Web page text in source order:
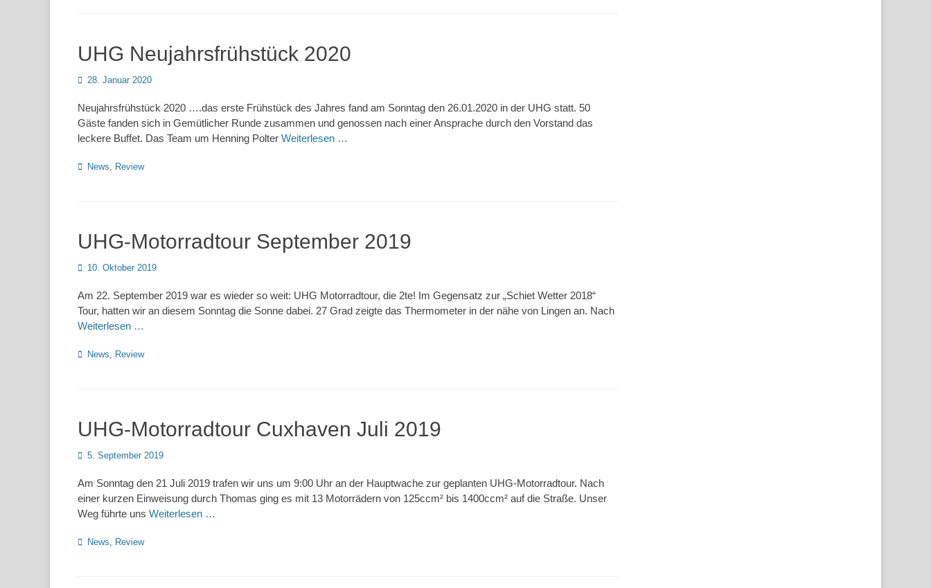
UHG Neujahrsfrühstück 2020
Posted
28. Januar 2020
Neujahrsfrühstück 2020 ….das erste Frühstück des Jahres fand am Sonntag den 26.01.2020 in der UHG statt. 50
Gäste fanden sich in Gemütlicher Runde zusammen und genossen nach einer Ansprache durch den Vorstand das
leckere Buffet. Das Team um Henning Polter Weiterlesen …
Kategorien
News, Review
UHG-Motorradtour September 2019
Posted
10. Oktober 2019
Am 22. September 2019 war es wieder so weit: UHG Motorradtour, die 2te! Im Gegensatz zur „Schiet Wetter 2018“
Tour, hatten wir an diesem Sonntag die Sonne dabei. 27 Grad zeigte das Thermometer in der nähe von Lingen an. Nach
Weiterlesen …
Kategorien
News, Review
UHG-Motorradtour Cuxhaven Juli 2019
Posted
5. September 2019
Am Sonntag den 21 Juli 2019 trafen wir uns um 9:00 Uhr an der Hauptwache zur geplanten UHG-Motorradtour. Nach
einer kurzen Einweisung durch Thomas ging es mit 13 Motorrädern von 125ccm² bis 1400ccm² auf die Straße. Unser
Weg führte uns Weiterlesen …
Kategorien
News, Review